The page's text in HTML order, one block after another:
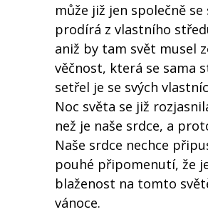
může již jen společně
prodírá z vlastního
aniž by tam svět musel
věčnost, která se sama
setřel je se svých
Noc světa se již
než je naše srdce, a
Naše srdce nechce
pouhé připomenutí, že
blaženost na tomto
vánoce.